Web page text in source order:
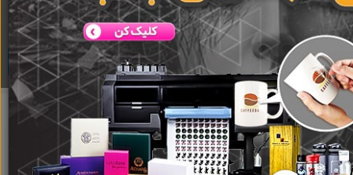
برنامه اندروید ابزاریراق
مرجع نیازمندیهای ابزار و یراق آلات عمومی و صنعتی
دانلود